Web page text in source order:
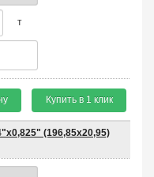
т
Купить в 1 клик
(196,85х20,95)